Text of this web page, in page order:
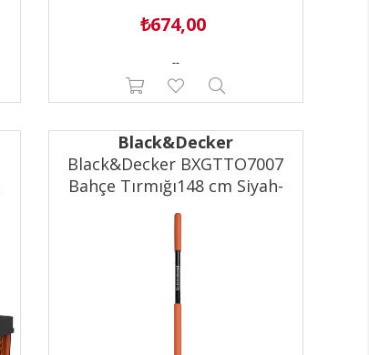
₺674,00
--
Black&Decker
Black&Decker BXGTTO7007
Bahçe Tırmığı148 cm Siyah-
Turuncu